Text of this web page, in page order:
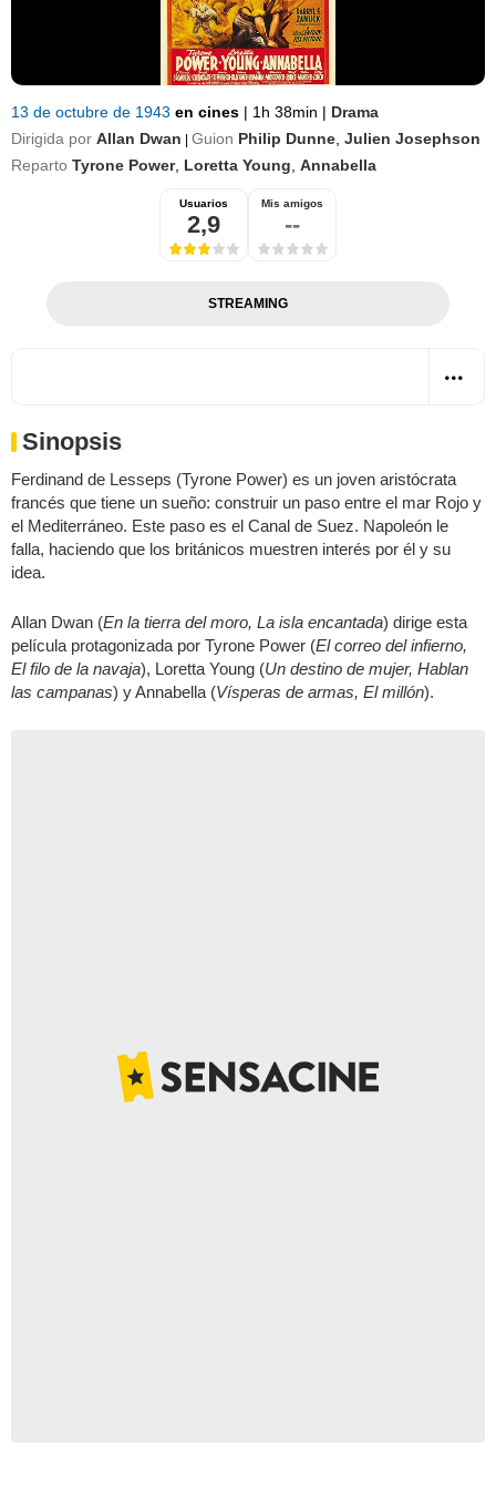
13 de octubre de 1943 en cines | 1h 38min | Drama
Dirigida por Allan Dwan Guion Philip Dunne Julien Josephson
Reparto Tyrone Power, Loretta Young Annabella
Usuarios
2,9
Mis amigos
--
STREAMING
Sinopsis
Ferdinand de Lesseps (Tyrone Power) es un joven aristócrata
francés que tiene un sueño: construir un paso entre el mar Rojo y
el Mediterráneo. Este paso es el Canal de Suez. Napoleón le
falla, haciendo que los británicos muestren interés por él y su
idea.
Allan Dwan (En la tierra del moro, La isla encantada) dirige esta
película protagonizada por Tyrone Power (El correo del infierno,
El filo de la navaja), Loretta Young (Un destino de mujer, Hablan
las campanas) y Annabella (Vísperas de armas, El millón).